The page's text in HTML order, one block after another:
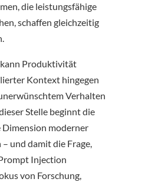
die leistungsfähige
schaffen gleichzeitig
Produktivität
Kontext hingegen
Verhalten
Stelle beginnt die
moderner
und damit die Frage,
Injection
von Forschung,